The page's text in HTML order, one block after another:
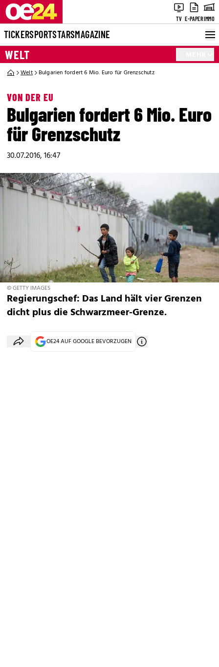
TV E-PAPERIMMO
TICKERSPORTSTARSMAGAZINE
WELT
Welt Bulgarien fordert 6 Mio. Euro für Grenzschutz
VON DER EU
Bulgarien fordert 6 Mio. Euro
für Grenzschutz
30.07.2016, 16:47
© GETTY IMAGES
Regierungschef: Das Land hält vier Grenzen
dicht plus die Schwarzmeer-Grenze.
OE24 AUF GOOGLE BEVORZUGEN